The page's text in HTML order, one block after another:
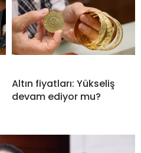
Altın fiyatları: Yükseliş
devam ediyor mu?